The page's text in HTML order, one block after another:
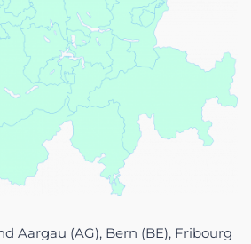
Aargau (AG), Bern (BE), Fribourg